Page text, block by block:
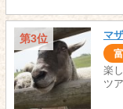
第3位 マ
楽
ツ